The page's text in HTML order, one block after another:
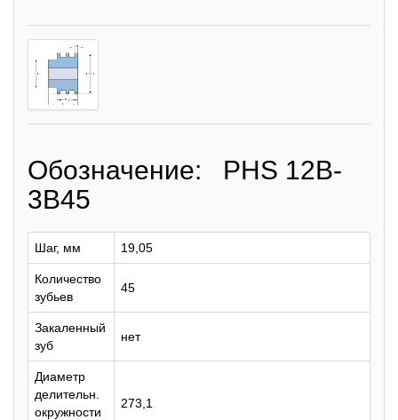
Обозначение: PHS 12B-
3B45
Шаг, мм 19,05
Количество
зубьев
45
Закаленный
зуб
нет
Диаметр
делительн.
окружности
273,1